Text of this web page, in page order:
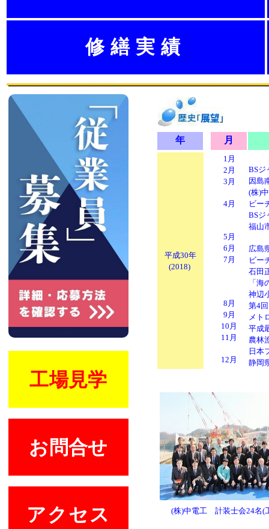
修繕実績
工場見学
お問合せ
アクセス
年 月
平成30年
(2018)
1月
2月
3月
4月
5月
6月
7月
8月
9月
10月
11月
12月
BSジ
因島
(株)
ビー
BSジ
福山
広島
ビー
石田
「
神辺
第4
メト
平成
農林
日本
静岡
(株)中電工 計装士会24名(